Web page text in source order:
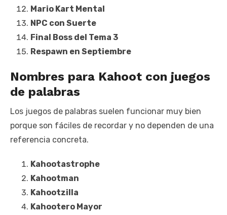
Mario Kart Mental
NPC con Suerte
Final Boss del Tema 3
Respawn en Septiembre
Nombres para Kahoot con juegos
de palabras
Los juegos de palabras suelen funcionar muy bien
porque son fáciles de recordar y no dependen de una
referencia concreta.
Kahootastrophe
Kahootman
Kahootzilla
Kahootero Mayor